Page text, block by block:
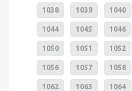
1038 1039 1040
1044 1045 1046
1050 1051 1052
1056 1057 1058
1062 1063 1064